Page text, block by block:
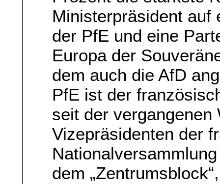
Ministerpräsident auf
der PfE und eine
Europa der
dem auch die AfD
PfE ist der
seit der
Vizepräsidenten der
dem